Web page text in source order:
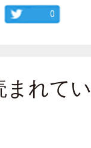
0
まれて